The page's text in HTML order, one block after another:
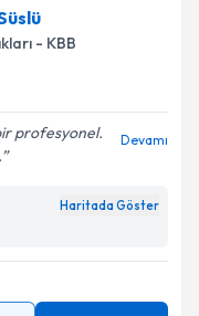
- KBB
profesyonel.
Devamı
Haritada Göster